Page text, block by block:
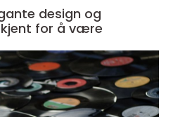
design og
kjent for å være